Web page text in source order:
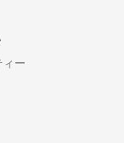
ィー